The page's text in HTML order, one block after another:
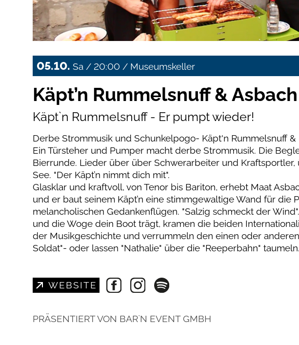
05.10. Sa / 20:00 / Museumskeller
Käpt’n Rummelsnuff & Asbach
Käpt`n Rummelsnuff - Er pumpt wieder!
Derbe Strommusik und Schunkelpogo- Käpt'n Rummelsnuff &
Ein Türsteher und Pumper macht derbe Strommusik. Die
Bierrunde. Lieder über über Schwerarbeiter und
See. "Der Käpt’n nimmt dich mit".
Glasklar und kraftvoll, von Tenor bis Bariton, erhebt Maat
und er baut seinem Käpt’n eine stimmgewaltige Wand für die
melancholischen Gedankenflügen. "Salzig schmeckt der
und die Woge dein Boot trägt, kramen die beiden
der Musikgeschichte und verrummeln den einen oder
Soldat"- oder lassen "Nathalie" über die "Reeperbahn" taumeln.
WEBSITE
PRÄSENTIERT VON BAR`N EVENT GMBH